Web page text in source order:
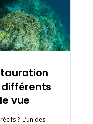
vue
? L’un des